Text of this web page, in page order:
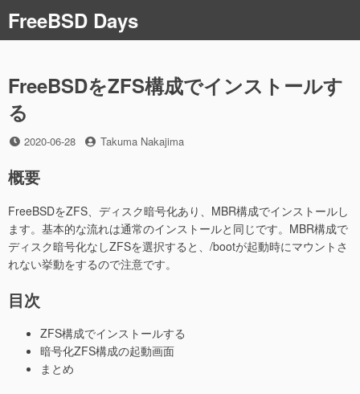
ン
テ
ツ
へ
ス
FreeBSD Days
FreeBSDをZFS構成でインストールす
る
投
日
2020-06-28
投
Takuma Nakajima
概要
FreeBSDをZFS、ディスク暗号化あり、MBR構成でインストールし
ます。基本的な流れは通常のインストールと同じです。MBR構成で
ディスク暗号化なしZFSを選択すると、/bootが起動時にマウントさ
れない挙動をするので注意です。
目次
ZFS構成でインストールする
暗号化ZFS構成の起動画面
まとめ